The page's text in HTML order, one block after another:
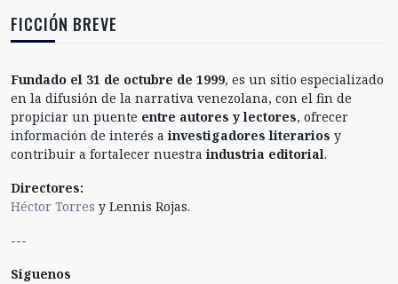
FICCIÓN BREVE
Fundado el 31 de octubre de 1999, es un sitio especializado
en la difusión de la narrativa venezolana, con el fin de
propiciar un puente entre autores y lectores, ofrecer
información de interés ainvestigadores literarios y
contribuir a fortalecer nuestraindustria editorial.
Directores:
Héctor Torres y Lennis Rojas.
---
Siguenos